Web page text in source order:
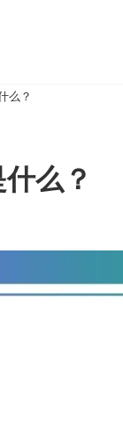
么？
么？